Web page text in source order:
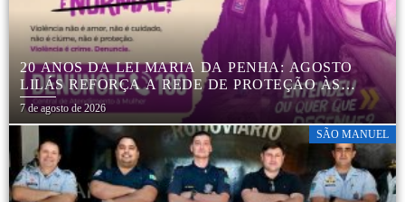
20 ANOS DA LEI MARIA DA PENHA: AGOSTO
LILÁS REFORÇA A REDE DE PROTEÇÃO ÀS
MULHERES EM BOTUCATU
7 de agosto de 2026
SÃO MANUEL